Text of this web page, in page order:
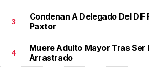
3
Condenan A Delegado Del DIF
Paxtor
4
Muere Adulto Mayor Tras Ser
Arrastrado